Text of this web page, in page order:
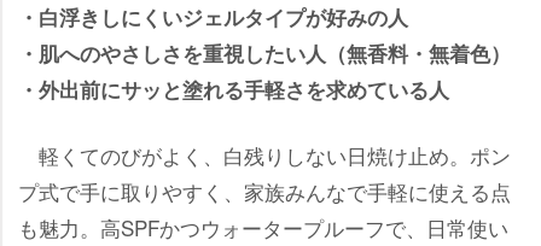
・白浮きしにくいジェルタイプが好みの人
・肌へのやさしさを重視したい人（無香料・無着色）
・外出前にサッと塗れる手軽さを求めている人
軽くてのびがよく、白残りしない日焼け止め。ポン
プ式で手に取りやすく、家族みんなで手軽に使える点
も魅力。高SPFかつウォータープルーフで、日常使い